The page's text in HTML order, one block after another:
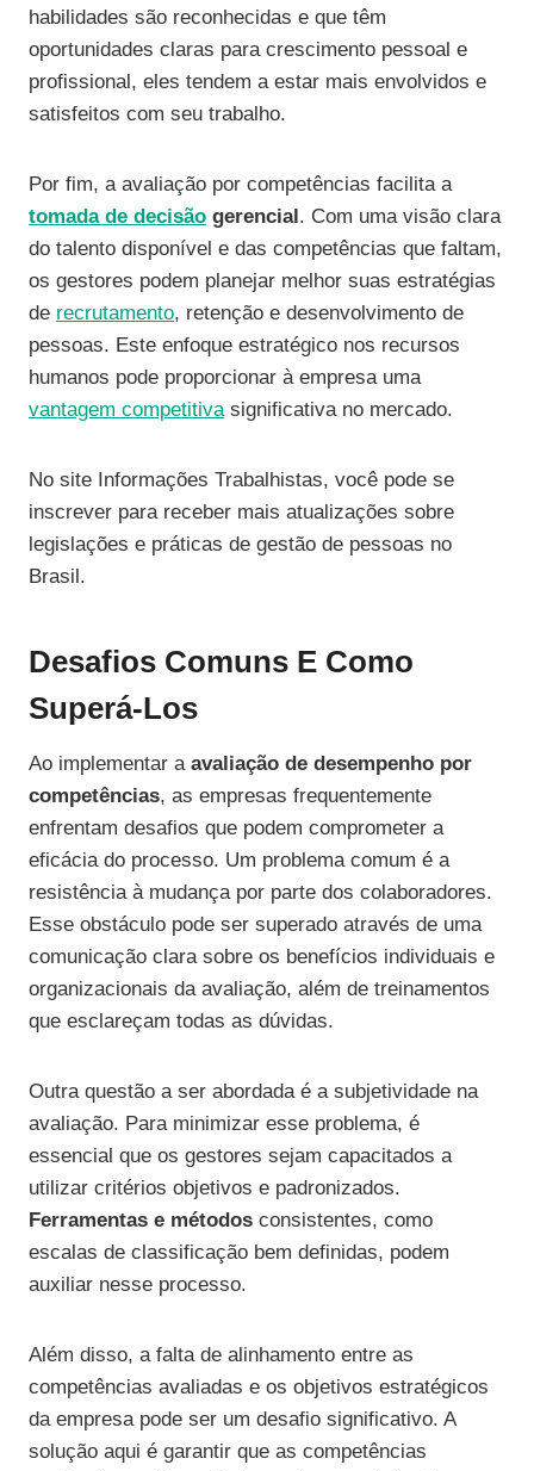
habilidades são reconhecidas e que têm
oportunidades claras para crescimento pessoal e
profissional, eles tendem a estar mais envolvidos e
satisfeitos com seu trabalho.
Por fim, a avaliação por competências facilita a
tomada de decisão gerencial . Com uma visão clara
do talento disponível e das competências que faltam,
os gestores podem planejar melhor suas estratégias
de recrutamento, retenção e desenvolvimento de
pessoas. Este enfoque estratégico nos recursos
humanos pode proporcionar à empresa uma
vantagem competitivasignificativa no mercado.
No site Informações Trabalhistas, você pode se
inscrever para receber mais atualizações sobre
legislações e práticas de gestão de pessoas no
Brasil.
Desafios Comuns E Como
Superá-Los
Ao implementar a avaliação de desempenho por
competências, as empresas frequentemente
enfrentam desafios que podem comprometer a
eficácia do processo. Um problema comum é a
resistência à mudança por parte dos colaboradores.
Esse obstáculo pode ser superado através de uma
comunicação clara sobre os benefícios individuais e
organizacionais da avaliação, além de treinamentos
que esclareçam todas as dúvidas.
Outra questão a ser abordada é a subjetividade na
avaliação. Para minimizar esse problema, é
essencial que os gestores sejam capacitados a
utilizar critérios objetivos e padronizados.
Ferramentas e métodos consistentes, como
escalas de classificação bem definidas, podem
auxiliar nesse processo.
Além disso, a falta de alinhamento entre as
competências avaliadas e os objetivos estratégicos
da empresa pode ser um desafio significativo. A
solução aqui é garantir que as competências